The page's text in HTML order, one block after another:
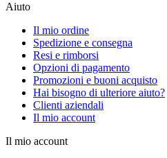
Aiuto
Il mio ordine
Spedizione e consegna
Resi e rimborsi
Opzioni di pagamento
Promozioni e buoni acquisto
Hai bisogno di ulteriore aiuto?
Clienti aziendali
Il mio account
Il mio account